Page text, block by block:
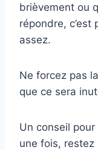
brièvement ou
répondre, c’est
assez.
Ne forcez pas
que ce sera
Un conseil
une fois, restez